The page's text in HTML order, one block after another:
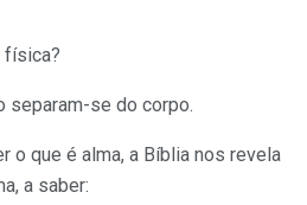
física?
separam-se do corpo.
o que é alma, a Bíblia nos revela
a saber: